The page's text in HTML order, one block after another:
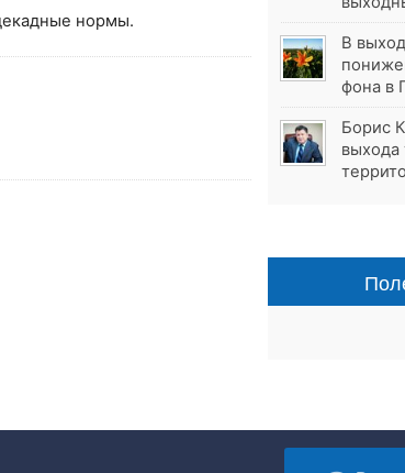
нормы.
В
фона в
Борис
выхода